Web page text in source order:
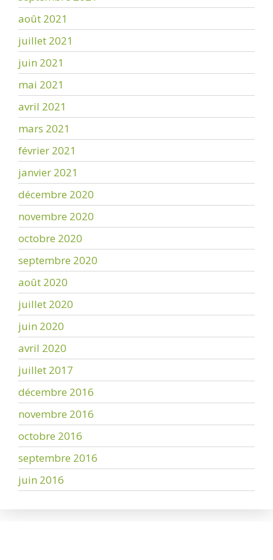
août 2021
juillet 2021
juin 2021
mai 2021
avril 2021
mars 2021
février 2021
janvier 2021
décembre 2020
novembre 2020
octobre 2020
septembre 2020
août 2020
juillet 2020
juin 2020
avril 2020
juillet 2017
décembre 2016
novembre 2016
octobre 2016
septembre 2016
juin 2016